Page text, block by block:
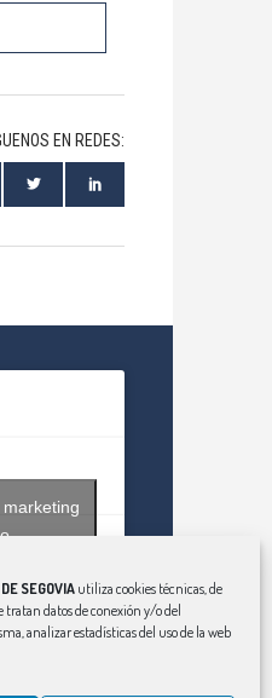
SEGOVIAutiliza cookies técnicas, de
datos de conexión y/o del
analizar estadísticas del uso de la web
EN REDES: